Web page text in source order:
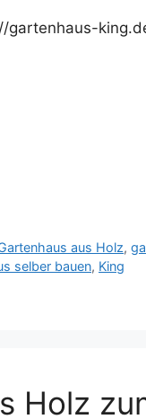
gartenhaus-
aus Holz,
selber bauen, King
Holz